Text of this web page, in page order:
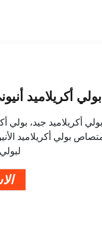
أكريلاميد
أكريلاميد جيد، بولي
بولي أكريلاميد